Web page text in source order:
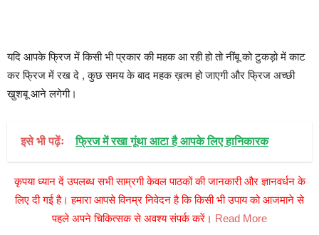
यदि आपके फ्रिज में किसी भी प्रकार की महक आ रही हो तो नींबू को टुकड़ो में काट
कर फ्रिज में रख दे , कुछ समय के बाद महक ख़त्म हो जाएगी और फ्रिज अच्छी
खुशबू आने लगेगी।
इसे भी पढ़ेंः फ्रिज में रखा गूंथा आटा है आपके लिए हानिकारक
कृपया ध्यान दें उपलब्ध सभी साम्रगी केवल पाठकों की जानकारी और ज्ञानवर्धन के
लिए दी गई है। हमारा आपसे विनम्र निवेदन है कि किसी भी उपाय को आजमाने से
पहले अपने चिकित्सक से अवश्य संपर्क करें। Read More